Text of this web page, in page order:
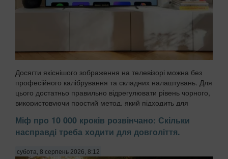
Досягти якіснішого зображення на телевізорі можна без
професійного калібрування та складних налаштувань. Для
цього достатньо правильно відрегулювати рівень чорного,
використовуючи простий метод, який підходить для
Міф про 10 000 кроків розвінчано: Скільки
насправді треба ходити для довголіття.
субота, 8 серпень 2026, 8:12